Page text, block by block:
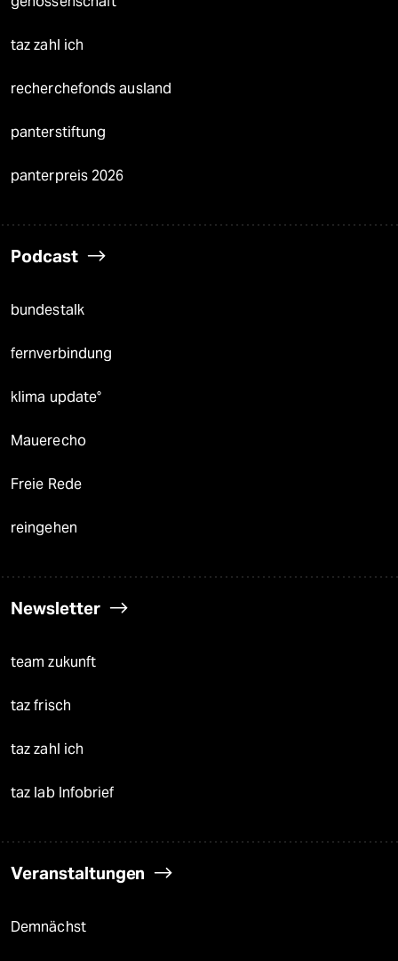
taz zahl ich
recherchefonds ausland
panterstiftung
panterpreis 2026
Podcast
bundestalk
fernverbindung
klima update°
Mauerecho
Freie Rede
reingehen
Newsletter
team zukunft
taz frisch
taz zahl ich
taz lab Infobrief
Veranstaltungen
Demnächst